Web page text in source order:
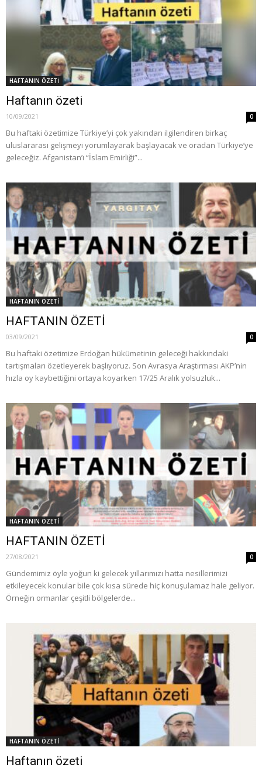
HAFTANIN ÖZETİ
Haftanın özeti
10/09/2021 0
Bu haftaki özetimize Türkiye’yi çok yakından ilgilendiren birkaç
uluslararası gelişmeyi yorumlayarak başlayacak ve oradan Türkiye’ye
geleceğiz. Afganistan’ı “İslam Emirliği”...
HAFTANIN ÖZETİ
HAFTANIN ÖZETİ
03/09/2021 0
Bu haftaki özetimize Erdoğan hükümetinin geleceği hakkındaki
tartışmaları özetleyerek başlıyoruz. Son Avrasya Araştırması AKP’nin
hızla oy kaybettiğini ortaya koyarken 17/25 Aralık yolsuzluk...
HAFTANIN ÖZETİ
HAFTANIN ÖZETİ
27/08/2021 0
Gündemimiz öyle yoğun ki gelecek yıllarımızı hatta nesillerimizi
etkileyecek konular bile çok kısa sürede hiç konuşulamaz hale geliyor.
Örneğin ormanlar çeşitli bölgelerde...
HAFTANIN ÖZETİ
Haftanın özeti